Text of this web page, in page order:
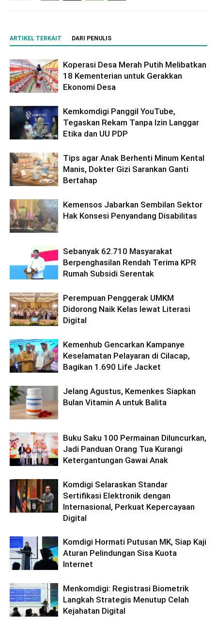
ARTIKEL TERKAIT DARI PENULIS
Koperasi Desa Merah Putih Melibatkan
18 Kementerian untuk Gerakkan
Ekonomi Desa
Kemkomdigi Panggil YouTube,
Tegaskan Rekam Tanpa Izin Langgar
Etika dan UU PDP
Tips agar Anak Berhenti Minum Kental
Manis, Dokter Gizi Sarankan Ganti
Bertahap
Kemensos Jabarkan Sembilan Sektor
Hak Konsesi Penyandang Disabilitas
Sebanyak 62.710 Masyarakat
Berpenghasilan Rendah Terima KPR
Rumah Subsidi Serentak
Perempuan Penggerak UMKM
Didorong Naik Kelas lewat Literasi
Digital
Kemenhub Gencarkan Kampanye
Keselamatan Pelayaran di Cilacap,
Bagikan 1.690 Life Jacket
Jelang Agustus, Kemenkes Siapkan
Bulan Vitamin A untuk Balita
Buku Saku 100 Permainan Diluncurkan,
Jadi Panduan Orang Tua Kurangi
Ketergantungan Gawai Anak
Komdigi Selaraskan Standar
Sertifikasi Elektronik dengan
Internasional, Perkuat Kepercayaan
Digital
Komdigi Hormati Putusan MK, Siap Kaji
Aturan Pelindungan Sisa Kuota
Internet
Menkomdigi: Registrasi Biometrik
Langkah Strategis Menutup Celah
Kejahatan Digital